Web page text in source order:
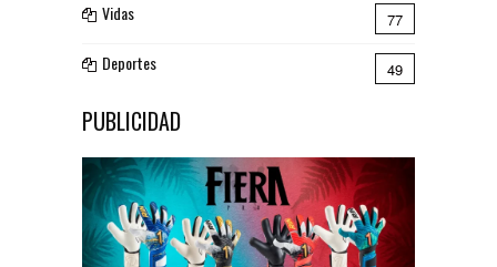
Vidas 77
Deportes 49
PUBLICIDAD